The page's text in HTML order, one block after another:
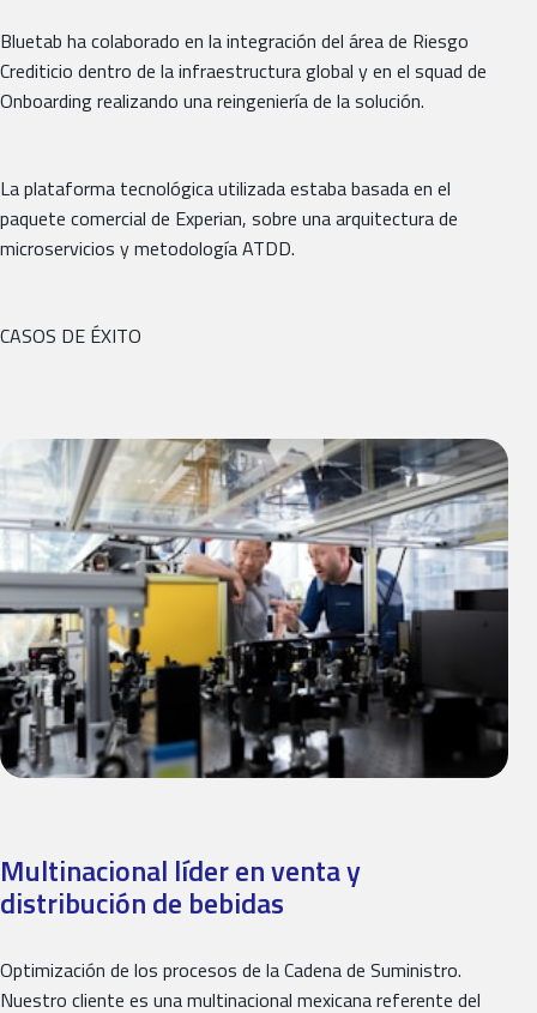
Bluetab ha colaborado en la integración del área de Riesgo
Crediticio dentro de la infraestructura global y en el squad de
Onboarding realizando una reingeniería de la solución.
La plataforma tecnológica utilizada estaba basada en el
paquete comercial de Experian, sobre una arquitectura de
microservicios y metodología ATDD.
CASOS DE ÉXITO
Multinacional líder en venta y
distribución de bebidas
Optimización de los procesos de la Cadena de Suministro.
Nuestro cliente es una multinacional mexicana referente del